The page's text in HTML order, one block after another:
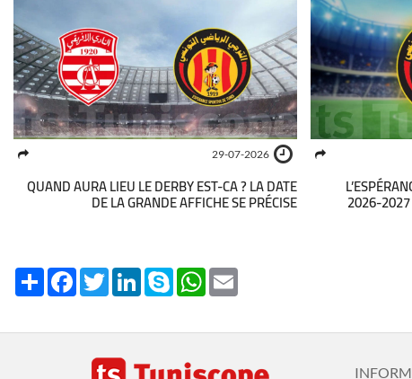
2026-2027
29-07-2026
QUAND AURA LIEU LE DERBY EST-CA ? LA DATE
DE LA GRANDE AFFICHE SE PRÉCISE
Share FacebookTwitterLinkedInSkype WhatsApp